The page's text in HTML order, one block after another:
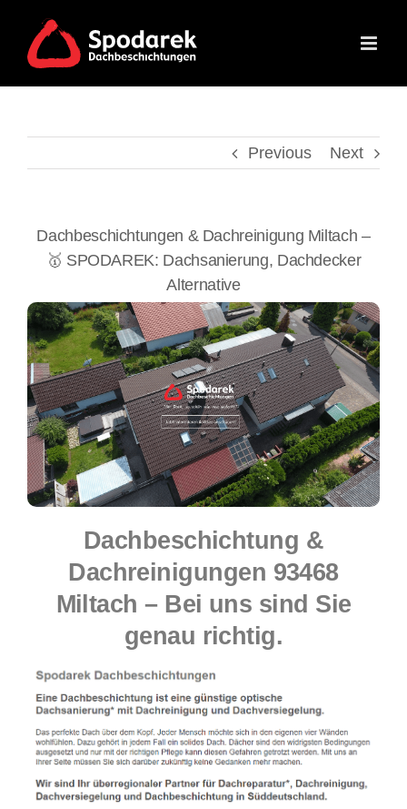
content
Previous Next
Dachbeschichtungen & Dachreinigung Miltach –
🥇 SPODAREK: Dachsanierung, Dachdecker
Alternative
Dachbeschichtung &
Dachreinigungen 93468
Miltach – Bei uns sind Sie
genau richtig.